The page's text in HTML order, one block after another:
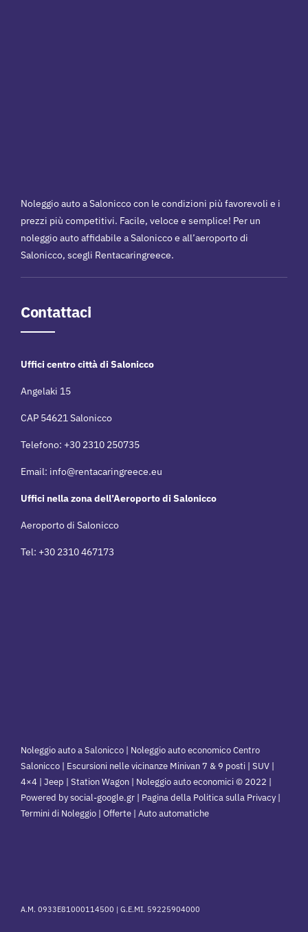
Noleggio auto a Salonicco con le condizioni più favorevoli e i
prezzi più competitivi. Facile, veloce e semplice! Per un
noleggio auto affidabile a Salonicco e all’aeroporto di
Salonicco, scegli Rentacaringreece.
Contattaci
Uffici centro città di Salonicco
Angelaki 15
CAP 54621 Salonicco
Telefono: +30 2310 250735
Email: info@rentacaringreece.eu
Uffici nella zona dell’Aeroporto di Salonicco
Aeroporto di Salonicco
Tel: +30 2310 467173
Noleggio auto a Salonicco | Noleggio auto economico Centro
Salonicco | Escursioni nelle vicinanze Minivan 7 & 9 posti | SUV |
4×4 | Jeep | Station Wagon | Noleggio auto economici © 2022 |
Powered by social-google.gr | Pagina della Politica sulla Privacy |
Termini di Noleggio | Offerte | Auto automatiche
A.M. 0933E81000114500 | G.E.MI. 59225904000